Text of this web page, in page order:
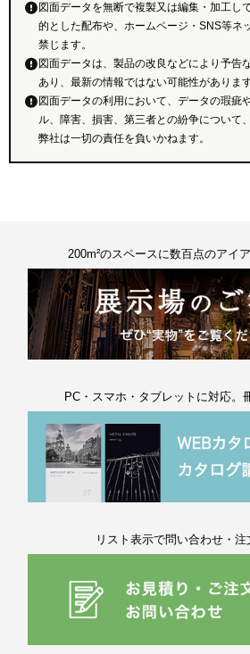
図面データを無断で複製又は編集・加工し
的とした配布や、ホームページ・SNS等ネ
禁じます。
図面データは、製品の改良などにより予告
あり、最新の情報ではない可能性があります
図面データの利用において、データの瑕疵
ル、障害、損害、第三者との紛争について
弊社は一切の責任を負いかねます。
200m²のスペースに数百点のアイ
PC・スマホ・タブレットに対応。
リスト表示で問い合わせ・注